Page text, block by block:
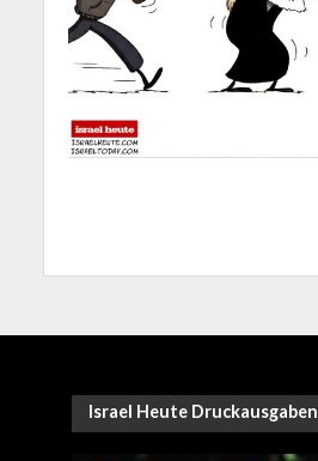
Israel Heute Druckausgaben